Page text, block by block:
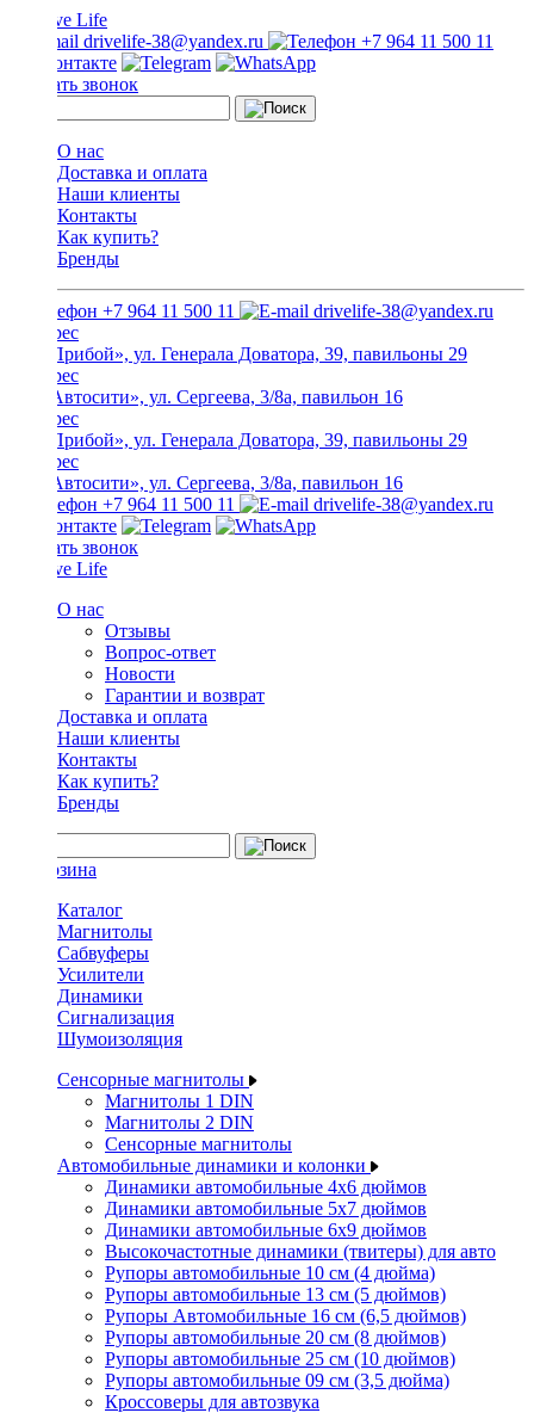
drivelife-38@yandex.ru +7 964 11 500 11
Заказать звонок
О нас
Доставка и оплата
Наши клиенты
Контакты
Как купить?
Бренды
+7 964 11 500 11 drivelife-38@yandex.ru
ТЦ «Прибой», ул. Генерала Доватора, 39, павильоны 29
ТЦ «Автосити», ул. Сергеева, 3/8а, павильон 16
ТЦ «Прибой», ул. Генерала Доватора, 39, павильоны 29
ТЦ «Автосити», ул. Сергеева, 3/8а, павильон 16
+7 964 11 500 11
drivelife-38@yandex.ru
Заказать звонок
О нас
Отзывы
Вопрос-ответ
Новости
Гарантии и возврат
Доставка и оплата
Наши клиенты
Контакты
Как купить?
Бренды
Каталог
Магнитолы
Сабвуферы
Усилители
Динамики
Сигнализация
Шумоизоляция
Сенсорные магнитолы
Магнитолы 1 DIN
Магнитолы 2 DIN
Сенсорные магнитолы
Автомобильные динамики и колонки
Динамики автомобильные 4x6 дюймов
Динамики автомобильные 5x7 дюймов
Динамики автомобильные 6x9 дюймов
Высокочастотные динамики (твитеры) для авто
Рупоры автомобильные 10 см (4 дюйма)
Рупоры автомобильные 13 см (5 дюймов)
Рупоры Автомобильные 16 см (6,5 дюймов)
Рупоры автомобильные 20 см (8 дюймов)
Рупоры автомобильные 25 см (10 дюймов)
Рупоры автомобильные 09 см (3,5 дюйма)
Кроссоверы для автозвука